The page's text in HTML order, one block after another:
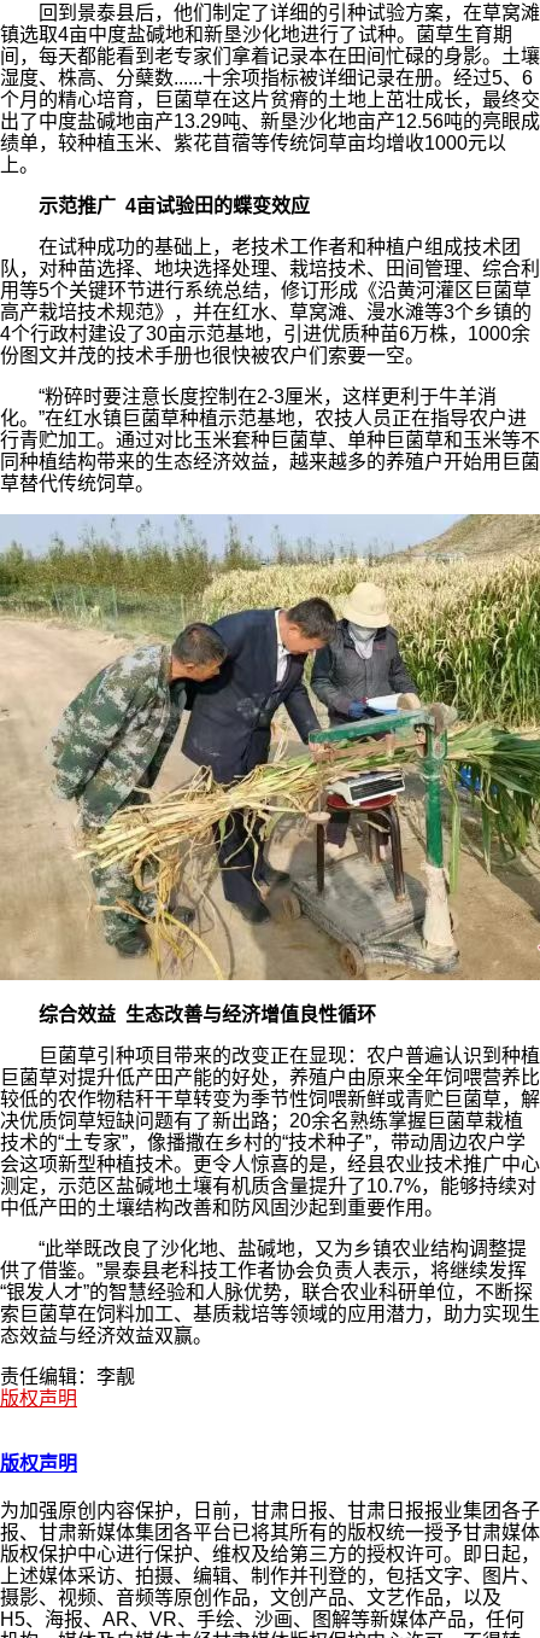
回到景泰县后，他们制定了详细的引种试验方案，在草窝滩
镇选取4亩中度盐碱地和新垦沙化地进行了试种。菌草生育期
间，每天都能看到老专家们拿着记录本在田间忙碌的身影。土壤
湿度、株高、分蘖数......十余项指标被详细记录在册。经过5、6
个月的精心培育，巨菌草在这片贫瘠的土地上茁壮成长，最终交
出了中度盐碱地亩产13.29吨、新垦沙化地亩产12.56吨的亮眼成
绩单，较种植玉米、紫花苜蓿等传统饲草亩均增收1000元以
上。
示范推广 4亩试验田的蝶变效应
在试种成功的基础上，老技术工作者和种植户组成技术团
队，对种苗选择、地块选择处理、栽培技术、田间管理、综合利
用等5个关键环节进行系统总结，修订形成《沿黄河灌区巨菌草
高产栽培技术规范》，并在红水、草窝滩、漫水滩等3个乡镇的
4个行政村建设了30亩示范基地，引进优质种苗6万株，1000余
份图文并茂的技术手册也很快被农户们索要一空。
“粉碎时要注意长度控制在2-3厘米，这样更利于牛羊消
化。”在红水镇巨菌草种植示范基地，农技人员正在指导农户进
行青贮加工。通过对比玉米套种巨菌草、单种巨菌草和玉米等不
同种植结构带来的生态经济效益，越来越多的养殖户开始用巨菌
草替代传统饲草。
综合效益 生态改善与经济增值良性循环
巨菌草引种项目带来的改变正在显现：农户普遍认识到种植
巨菌草对提升低产田产能的好处，养殖户由原来全年饲喂营养比
较低的农作物秸秆干草转变为季节性饲喂新鲜或青贮巨菌草，解
决优质饲草短缺问题有了新出路；20余名熟练掌握巨菌草栽植
技术的“土专家”，像播撒在乡村的“技术种子”，带动周边农户学
会这项新型种植技术。更令人惊喜的是，经县农业技术推广中心
测定，示范区盐碱地土壤有机质含量提升了10.7%，能够持续对
中低产田的土壤结构改善和防风固沙起到重要作用。
“此举既改良了沙化地、盐碱地，又为乡镇农业结构调整提
供了借鉴。”景泰县老科技工作者协会负责人表示，将继续发挥
“银发人才”的智慧经验和人脉优势，联合农业科研单位，不断探
索巨菌草在饲料加工、基质栽培等领域的应用潜力，助力实现生
态效益与经济效益双赢。
责任编辑：李靓
版权声明
版权声明
为加强原创内容保护，日前，甘肃日报、甘肃日报报业集团各子
报、甘肃新媒体集团各平台已将其所有的版权统一授予甘肃媒体
版权保护中心进行保护、维权及给第三方的授权许可。即日起，
上述媒体采访、拍摄、编辑、制作并刊登的，包括文字、图片、
摄影、视频、音频等原创作品，文创产品、文艺作品，以及
H5、海报、AR、VR、手绘、沙画、图解等新媒体产品，任何